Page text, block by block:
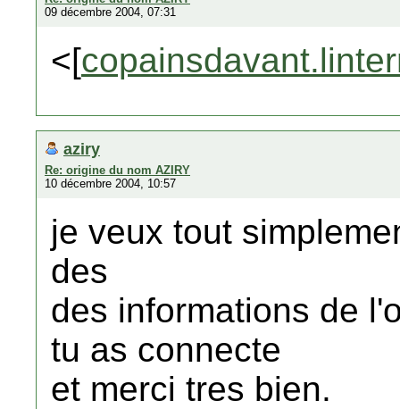
09 décembre 2004, 07:31
<[
aziry
Re: origine du nom AZIRY
10 décembre 2004, 10:57
je veux tout
des
des informations de
tu as connecte
et merci tres bien.